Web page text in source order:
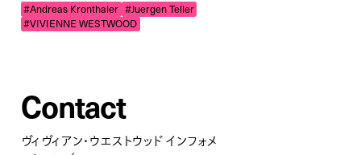
#Andreas Kronthaler #Juergen Teller
#VIVIENNE WESTWOOD
Contact
ヴィヴィアン・ウエストウッド インフォメ